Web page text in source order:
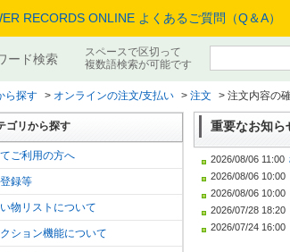
ード検索
スペースで区切って
複数語検索が可能です
ら探す > オンラインの注文/支払い > 注文 > 注文内容の
ゴリから探す
ご利用の方へ
録等
物リストについて
ション機能について
重要なお知ら
2026/08/06 11:00
2026/08/06 10:00
2026/08/06 10:00
2026/07/28 18:20
2026/07/24 16:00